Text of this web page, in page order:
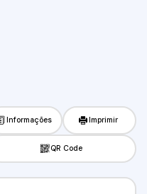
Informações Imprimir
QR Code